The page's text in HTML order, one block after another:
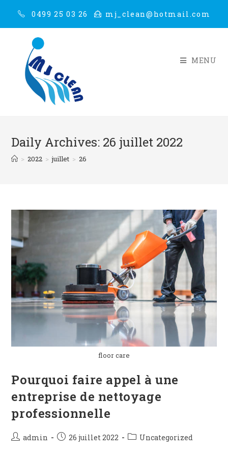
0499 25 03 26 mj_clean@hotmail.com
MENU
Daily Archives: 26 juillet 2022
> 2022 > juillet > 26
floor care
Pourquoi faire appel à une
entreprise de nettoyage
professionnelle
admin 26 juillet 2022 Uncategorized